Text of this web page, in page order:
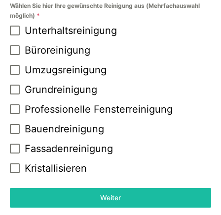
Wählen Sie hier Ihre gewünschte Reinigung aus (Mehrfachauswahl
möglich) *
Unterhaltsreinigung
Büroreinigung
Umzugsreinigung
Grundreinigung
Professionelle Fensterreinigung
Bauendreinigung
Fassadenreinigung
Kristallisieren
Weiter